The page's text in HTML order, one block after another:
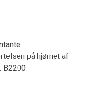
på hjørnet af
B2200